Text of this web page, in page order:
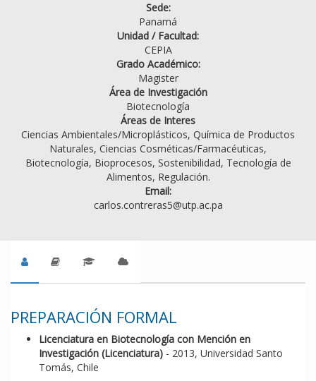
Sede:
Panamá
Unidad / Facultad:
CEPIA
Grado Académico:
Magister
Área de Investigación
Biotecnología
Áreas de Interes
Ciencias Ambientales/Microplásticos, Química de Productos
Naturales, Ciencias Cosméticas/Farmacéuticas,
Biotecnología, Bioprocesos, Sostenibilidad, Tecnología de
Alimentos, Regulación.
Email:
carlos.contreras5@utp.ac.pa
PREPARACIÓN FORMAL
Licenciatura en Biotecnología con Mención en
Investigación (Licenciatura) - 2013, Universidad Santo
Tomás, Chile